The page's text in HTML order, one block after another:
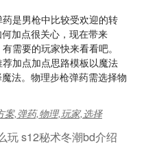
是男枪中比较受欢迎的转
加点很关心，现在带来
需要的玩家快来看看吧。
加点加点思路模板以魔法
法。物理步枪弹药需选择物
案,弹药,物理,玩家,选择